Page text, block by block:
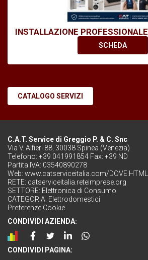
INSTALLAZIONE PROFESSIONALE
SCHEDA
CATALOGO SERVIZI
C.A.T. Service di Greggio P. & C. Snc
Via V. Alfieri 88, 30038 Spinea (Venezia)
Telefono: +39 041991854 Fax: +39 ND
Partita IVA: 03540890278
Web: www.catserviceitalia.com/DOVE.HTML
RETE: catserviceitalia.reteimprese.org
SETTORE: Elettronica di Consumo
CATEGORIA: Elettrodomestici
Preferenze Cookie
CONDIVIDI AZIENDA:
CONDIVIDI PAGINA: